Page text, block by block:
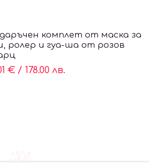
комплет от маска за
ролер и гуа-ша от розов
€ / 178.00 лв.